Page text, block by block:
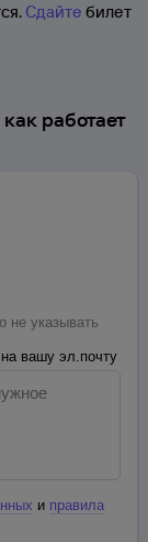
Сдайте билет
работает
не указывать
вашу эл.почту
и правила